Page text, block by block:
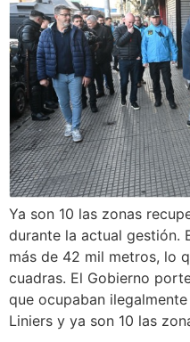
Ya son 10 las zonas
durante la actual gestión.
más de 42 mil metros, lo
cuadras. El Gobierno
que ocupaban
Liniers y ya son 10 las